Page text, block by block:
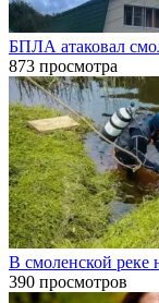
БПЛА атаковал
873 просмотра
В смоленской реке
390 просмотров